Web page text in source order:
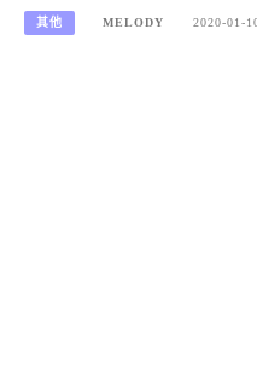
其他 MELODY 2020-01-